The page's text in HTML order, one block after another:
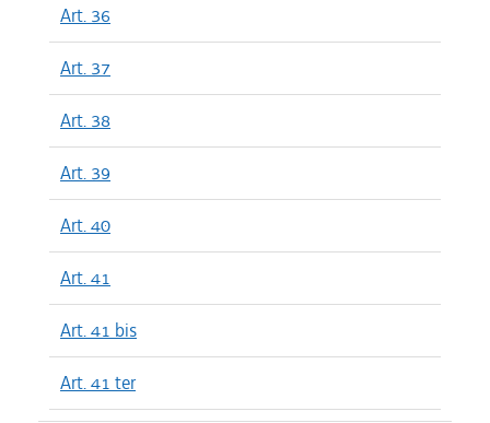
Art. 36
Art. 37
Art. 38
Art. 39
Art. 40
Art. 41
Art. 41 bis
Art. 41 ter